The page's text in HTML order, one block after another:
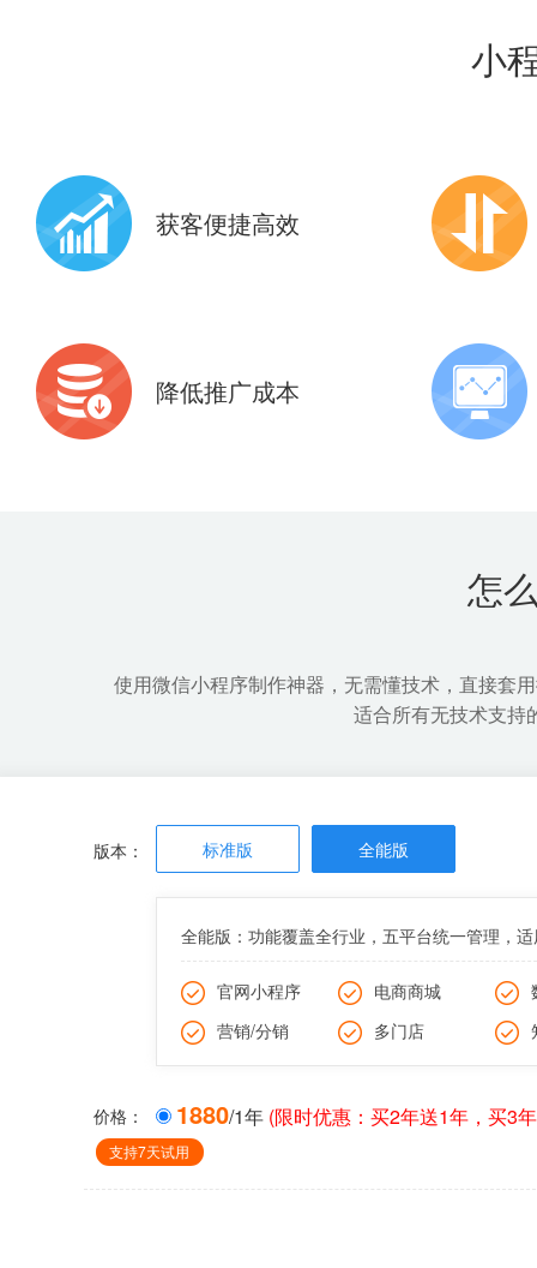
小
获客便捷高效
6亿+微信支付用户
助力全面
降低推广成本
怎
使用微信小程序制作神器，无需懂技术，直接套
适合所有无技术支持
版本： 标准版 全能版
全能版：功能覆盖全行业，五平台统一管理，
官网小程序 电商商城
营销/分销
多门店
价格：
支持7天试用
1880/1年 (限时优惠：买2年送1年，买3